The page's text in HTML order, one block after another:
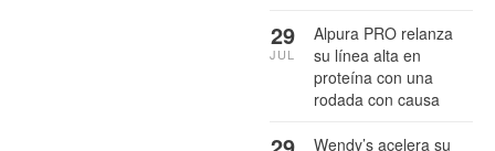
Alpura PRO relanza
su línea alta en
proteína con una
rodada con causa
29
JUL
Wendy’s acelera su